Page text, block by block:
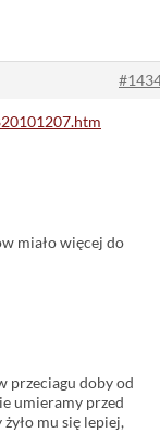
miało więcej do
przeciagu doby od
umieramy przed
żyło mu się lepiej,